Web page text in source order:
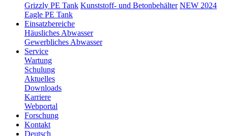
Grizzly PE Tank Kunststoff- und Betonbehälter NEW 2024
Eagle PE Tank
Einsatzbereiche
Häusliches Abwasser
Gewerbliches Abwasser
Service
Wartung
Schulung
Aktuelles
Downloads
Karriere
Webportal
Forschung
Kontakt
Deutsch